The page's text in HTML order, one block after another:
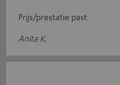
Prijs/prestatie past
Anita K.